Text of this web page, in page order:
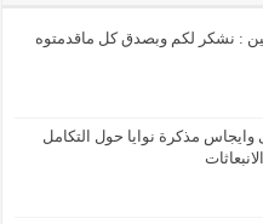
: نشكر لكم وبصدق كل ماقدمتوه
وايجاس مذكرة نوايا حول التكامل